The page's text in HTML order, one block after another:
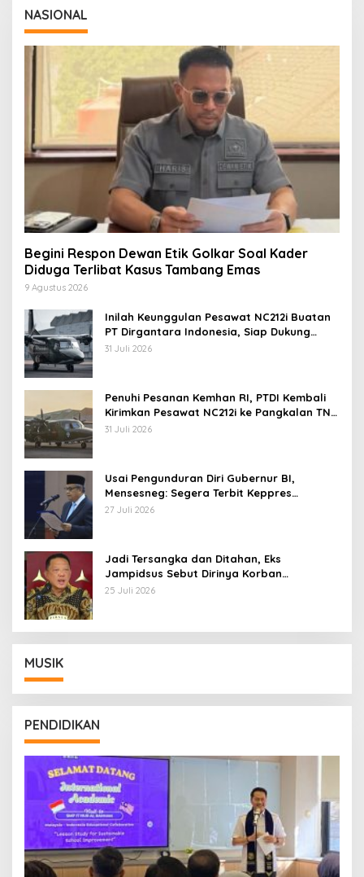
NASIONAL
Begini Respon Dewan Etik Golkar Soal Kader
Diduga Terlibat Kasus Tambang Emas
9 Agustus 2026
Inilah Keunggulan Pesawat NC212i Buatan
PT Dirgantara Indonesia, Siap Dukung
Berbagai Operasi TNI
31 Juli 2026
Penuhi Pesanan Kemhan RI, PTDI Kembali
Kirimkan Pesawat NC212i ke Pangkalan TNI
AU
31 Juli 2026
Usai Pengunduran Diri Gubernur BI,
Mensesneg: Segera Terbit Keppres
Pemberhentian dengan Hormat
27 Juli 2026
Jadi Tersangka dan Ditahan, Eks
Jampidsus Sebut Dirinya Korban
Kriminalisasi
25 Juli 2026
MUSIK
PENDIDIKAN